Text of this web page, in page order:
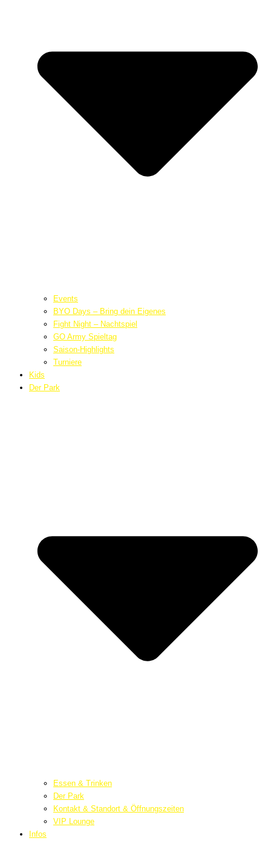
Events
BYO Days – Bring dein Eigenes
Fight Night – Nachtspiel
GO Army Spieltag
Saison-Highlights
Turniere
Kids
Der Park
Essen & Trinken
Der Park
Kontakt & Standort & Öffnungszeiten
VIP Lounge
Infos